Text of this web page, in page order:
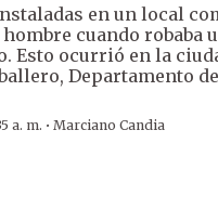
en un local
cuando robaba
Esto ocurrió en la
Departamento de
a. m. · Marciano Candia